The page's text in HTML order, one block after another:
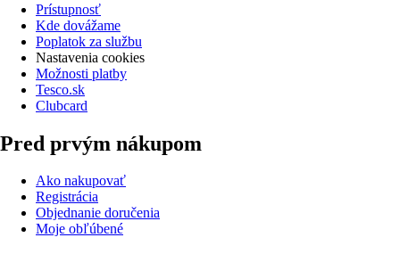
Prístupnosť
Kde dovážame
Poplatok za službu
Nastavenia cookies
Možnosti platby
Tesco.sk
Clubcard
Pred prvým nákupom
Ako nakupovať
Registrácia
Objednanie doručenia
Moje obľúbené